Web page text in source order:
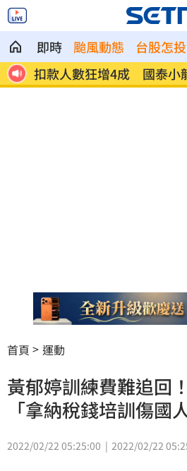
即時 颱風動態 台股怎
12
扣款人數狂增4成 國泰小
首頁 運動
黃郁婷訓練費難追回
「拿納稅錢培訓傷國人
2022/02/22 05:25:00 2022/02/22